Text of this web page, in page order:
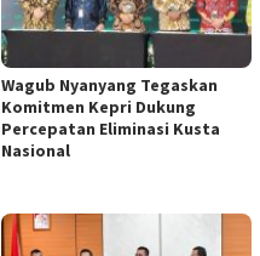
Wagub Nyanyang Tegaskan
Komitmen Kepri Dukung
Percepatan Eliminasi Kusta
Nasional